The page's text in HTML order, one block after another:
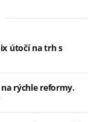
útočí na trh s
rýchle reformy.